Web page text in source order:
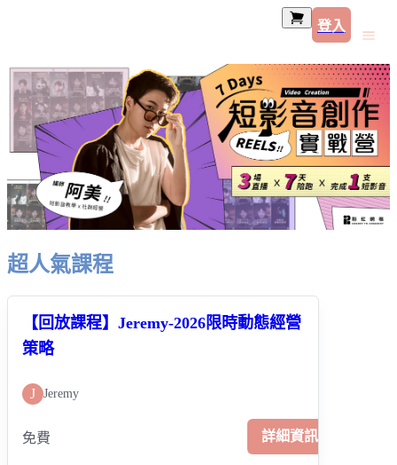
登入
超人氣課程
【回放課程】Jeremy-2026限時動態經營
策略
J Jeremy
免費 詳細資訊